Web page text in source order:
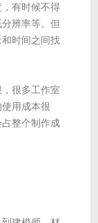
有时候不得
辨率等。但
时间之间找
很多工作室
用成本很
整个制作成